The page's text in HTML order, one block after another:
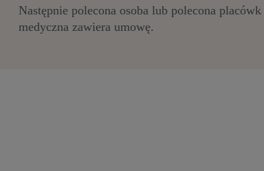
Następnie polecona osoba lub polecona placówka
medyczna zawiera umowę.